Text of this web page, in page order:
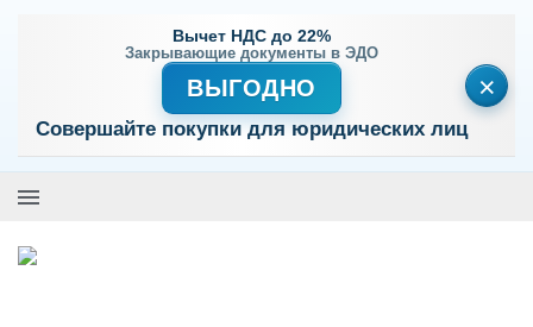
Вычет НДС до 22%
Закрывающие документы в ЭДО
ВЫГОДНО
Совершайте покупки для юридических лиц
×